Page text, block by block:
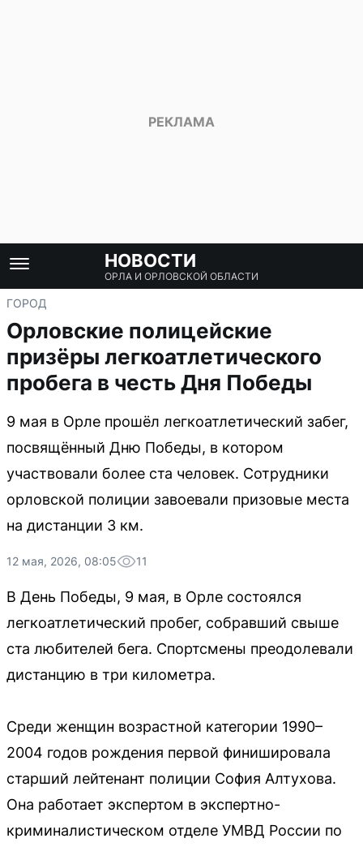
НОВОСТИ
ОРЛА И ОРЛОВСКОЙ ОБЛАСТИ
ГОРОД
Орловские полицейские
призёры легкоатлетического
пробега в честь Дня Победы
9 мая в Орле прошёл легкоатлетический забег,
посвящённый Дню Победы, в котором
участвовали более ста человек. Сотрудники
орловской полиции завоевали призовые места
на дистанции 3 км.
12 мая, 2026, 08:05 11
В День Победы, 9 мая, в Орле состоялся
легкоатлетический пробег, собравший свыше
ста любителей бега. Спортсмены преодолевали
дистанцию в три километра.
Среди женщин возрастной категории 1990–
2004 годов рождения первой финишировала
старший лейтенант полиции София Алтухова.
Она работает экспертом в экспертно-
криминалистическом отделе УМВД России по